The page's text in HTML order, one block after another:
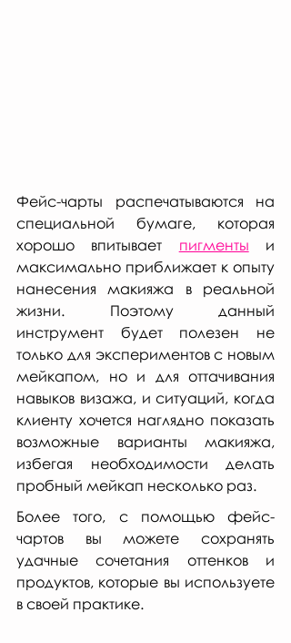
Фейс-чарты распечатываются на
специальной бумаге, которая
хорошо впитывает пигменты и
максимально приближает к опыту
нанесения макияжа в реальной
жизни. Поэтому данный
инструмент будет полезен не
только для экспериментов с новым
мейкапом, но и для оттачивания
навыков визажа, и ситуаций, когда
клиенту хочется наглядно показать
возможные варианты макияжа,
избегая необходимости делать
пробный мейкап несколько раз.
Более того, с помощью фейс-
чартов вы можете сохранять
удачные сочетания оттенков и
продуктов, которые вы используете
в своей практике.